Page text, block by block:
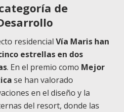
de
residencial Vía Maris han
estrellas en dos
. En el premio como Mejor
se han valorado
en el diseño y la
del resort, donde las